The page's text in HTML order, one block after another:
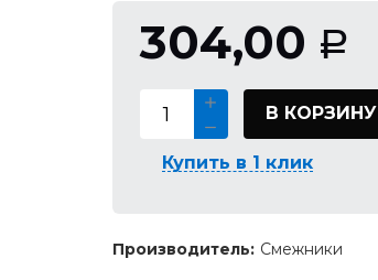
304,00 Р
В КОРЗИНУ
Купить в 1 клик
Производитель: Смежники